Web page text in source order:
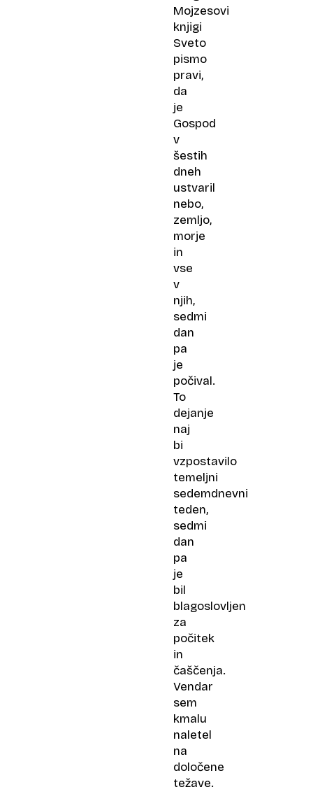
Mojzesovi
knjigi
Sveto
pismo
pravi,
da
je
Gospod
v
šestih
dneh
ustvaril
nebo,
zemljo,
morje
in
vse
v
njih,
sedmi
dan
pa
je
počival.
To
dejanje
naj
bi
vzpostavilo
temeljni
sedemdnevni
teden,
sedmi
dan
pa
je
bil
blagoslovljen
za
počitek
in
čaščenja.
Vendar
sem
kmalu
naletel
na
določene
težave.